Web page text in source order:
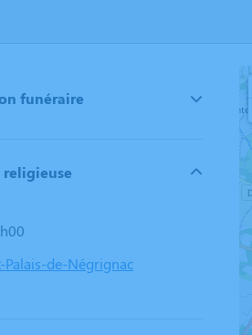
funéraire
religieuse
Palais-de-Négrignac